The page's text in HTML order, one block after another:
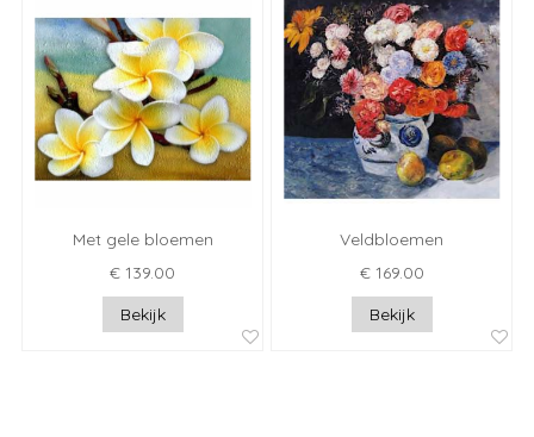
Met gele bloemen
€ 139.00
Bekijk
Veldbloemen
€ 169.00
Bekijk